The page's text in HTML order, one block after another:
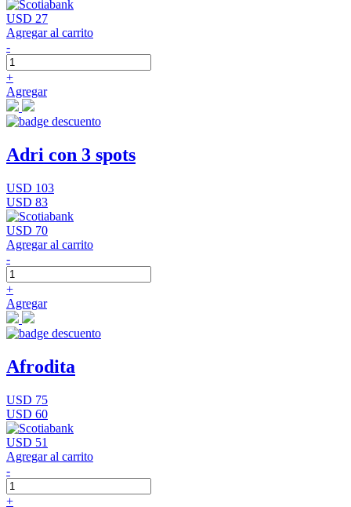
USD 27
Agregar al carrito
-
+
Agregar
Adri con 3 spots
USD 103
USD 83
USD 70
Agregar al carrito
-
+
Agregar
Afrodita
USD 75
USD 60
USD 51
Agregar al carrito
-
+